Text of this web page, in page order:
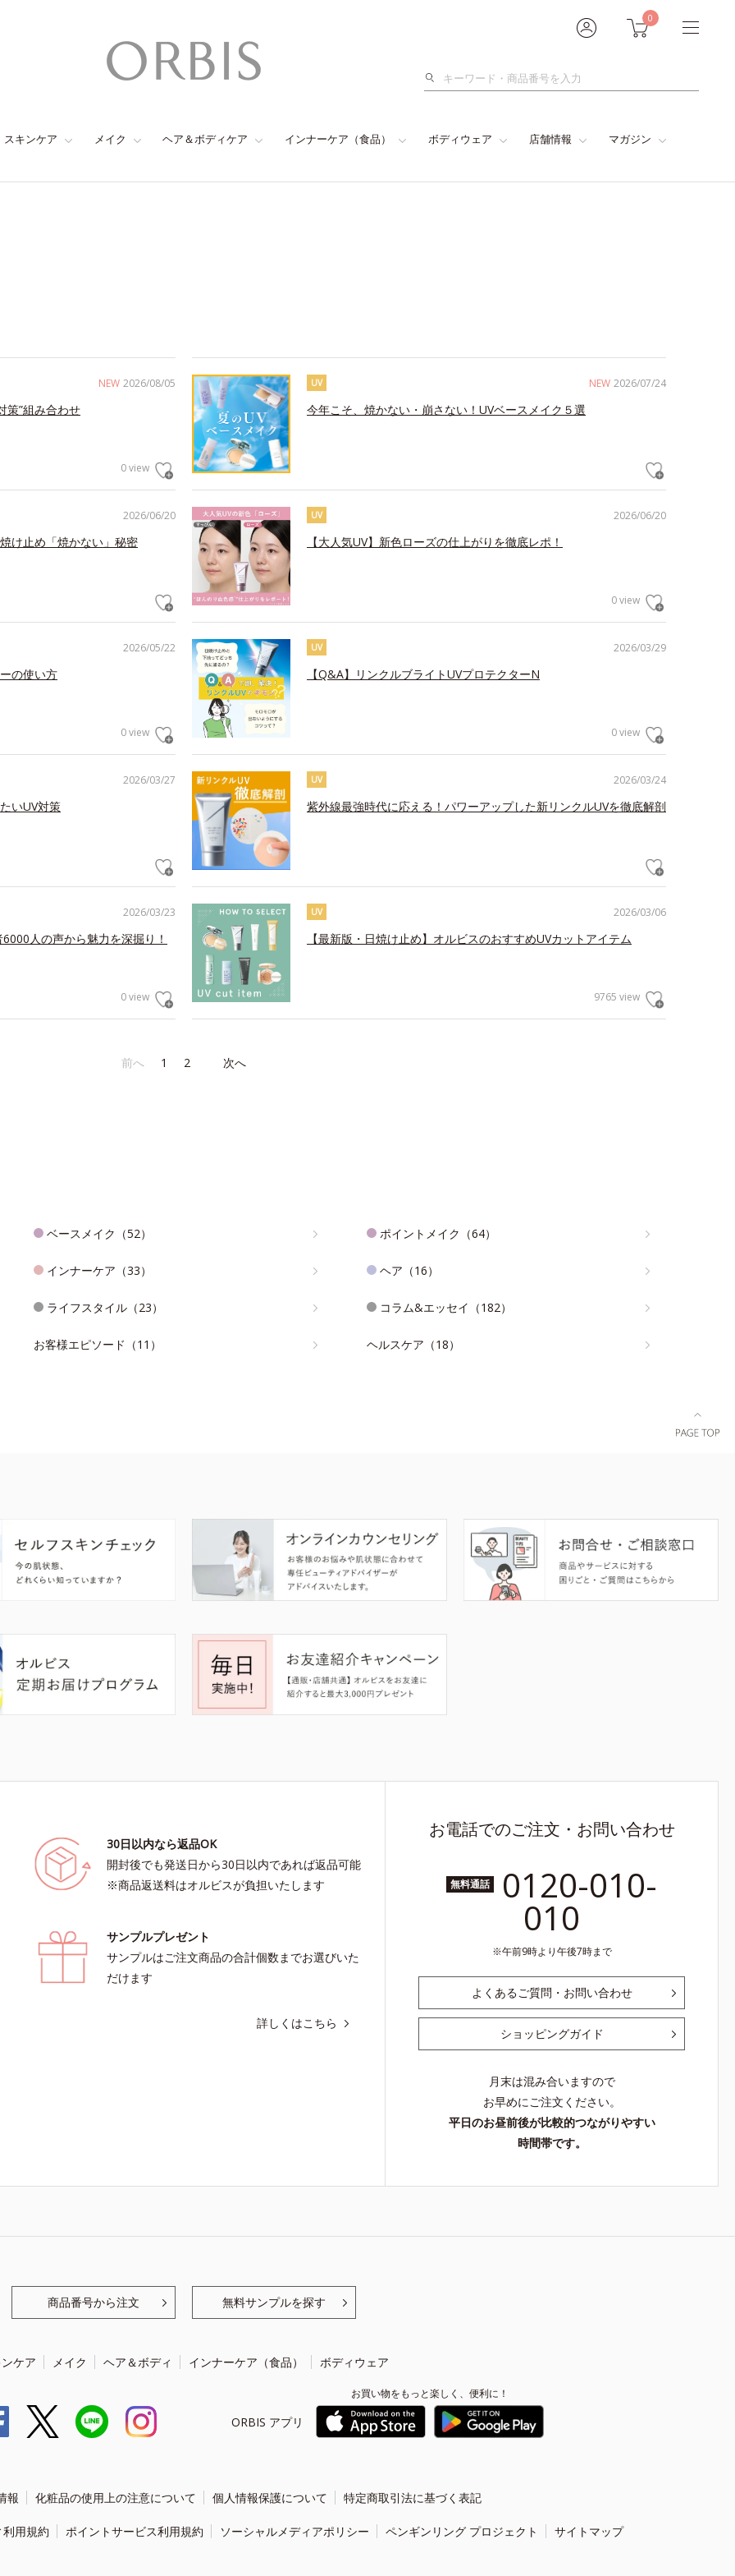
0
検
スキンケア メイク ヘア＆ボディケア インナーケア（食品） ボディウェア 店舗情報 マガジン
NEW 2026/08/05
策”組み合わせ
0 view
NEW 2026/07/24
UV
今年こそ、焼かない・崩さない！UVベースメイク５選
2026/06/20
け止め「焼かない」秘密
2026/06/20
UV
【大人気UV】新色ローズの仕上がりを徹底レポ！
0 view
2026/05/22
の使い方
0 view
2026/03/29
UV
【Q&A】リンクルブライトUVプロテクターN
0 view
2026/03/27
いUV対策
2026/03/24
UV
紫外線最強時代に応える！パワーアップした新リンクルUVを徹底解剖
2026/03/23
人の声から魅力を深掘り！
0 view
2026/03/06
UV
【最新版・日焼け止め】オルビスのおすすめUVカットアイテム
9765 view
前へ 1 2 次へ
ベースメイク（52） ポイントメイク（64）
インナーケア（33） ヘア（16）
ライフスタイル（23） コラム&エッセイ（182）
お客様エピソード（11） ヘルスケア（18）
30日以内なら返品OK
開封後でも発送日から30日以内であれば返品可能
※商品返送料はオルビスが負担いたします
サンプルプレゼント
サンプルはご注文商品の合計個数までお選びいた
だけます
詳しくはこちら
お電話でのご注文・お問い合わせ
無料通話 0120-010-
010
午前9時より午後7時まで
よくあるご質問・お問い合わせ
ショッピングガイド
月末は混み合いますので
お早めにご注文ください。
平日のお昼前後が比較的つながりやすい
時間帯です。
商品番号から注文 無料サンプルを探す
ケア メイク ヘア＆ボディ インナーケア（食品） ボディウェア
ORBIS アプリ
お買い物をもっと楽しく、便利に！
報 化粧品の使用上の注意について 個人情報保護について 特定商取引法に基づく表記
用規約 ポイントサービス利用規約 ソーシャルメディアポリシー ペンギンリング プロジェクト サイトマップ